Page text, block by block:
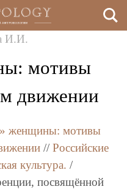
И.И.
мотивы
движении
женщины: мотивы
// Российские
культура. /
посвящённой